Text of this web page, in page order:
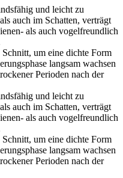
und leicht zu
auch im Schatten, verträgt
als auch vogelfreundlich
um eine dichte Form
langsam wachsen
Perioden nach der
und leicht zu
auch im Schatten, verträgt
als auch vogelfreundlich
um eine dichte Form
langsam wachsen
Perioden nach der